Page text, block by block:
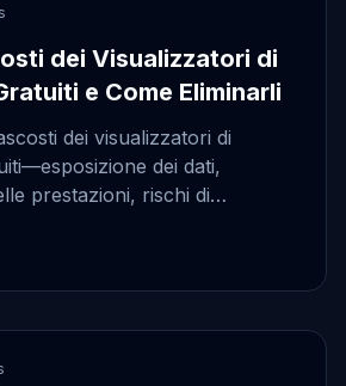
dei Visualizzatori di
e Come Eliminarli
dei visualizzatori di
dei dati,
prestazioni, rischi di